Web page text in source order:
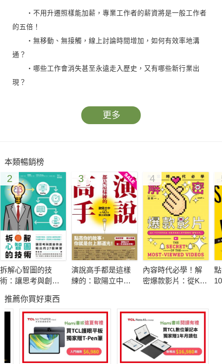
‧不用升遷照樣能加薪，專業工作者的薪資將是一般工作者
的五倍！
‧無移動、無接觸，線上討論時間增加，如何有效率地溝
通？
‧哪些工作會消失甚至永遠走入歷史，又有哪些新行業出
現？
新冠病毒大流行重創全球經濟損失超過12.5兆美元，也讓我
們進入無移動、無需求、無雇用的「三無世代」。
工作成為常態……
疫情之後，什麼樣的企業能存活與哪些工作能賺錢？
運用四大策略與八原則，掌握個人與企業擺脫停滯的致勝關
鍵。
前全球50大管理顧問公司羅蘭貝格諮詢公司日本CEO、日本
權威顧問遠藤功，分析進入三無世代因應全新工作型態，什麼樣
的人才能在新冠之災中辟出一條生路？書中囊括「企業經營」、
「職業與技能」、以及「工作型態」的變化與未來趨勢。
企業經營
採行減法原則，以過去業績的70％為目標尋求穩定獲利，將
龐大的固定成本，轉化為變動成本，增加資源配置的彈性。在人
力配置上「補足專業而非補足人力」，不受限於組織現存框架，
以未來發展方向重新配置人力。
更多
本類暢銷榜
2
拆解心智圖的技
術：讓思考與創意
習
3
演說高手都是這樣
練的：歐陽立中的
4
內容時代必學！解
密爆款影片：從K-
眼的「趣味公式」
推薦你買好東西